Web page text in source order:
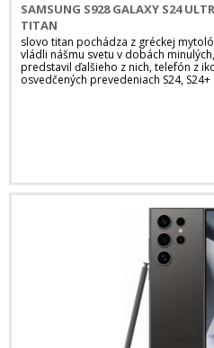
SAMSUNG S928 GALAXY S24
TITAN
slovo titan pochádza z gréckej
vládli nášmu svetu v dobách
predstavil ďalšieho z nich, telefón z
osvedčených prevedeniach S24,